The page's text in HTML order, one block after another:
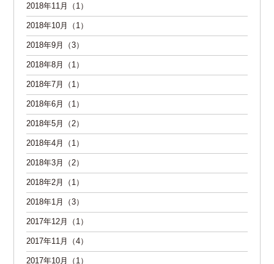
2018年11月（1）
2018年10月（1）
2018年9月（3）
2018年8月（1）
2018年7月（1）
2018年6月（1）
2018年5月（2）
2018年4月（1）
2018年3月（2）
2018年2月（1）
2018年1月（3）
2017年12月（1）
2017年11月（4）
2017年10月（1）